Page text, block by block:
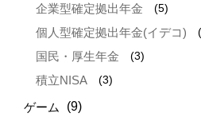
企業型確定拠出年金 (5)
個人型確定拠出年金(イデコ)
国民・厚生年金 (3)
積立NISA (3)
ゲーム (9)